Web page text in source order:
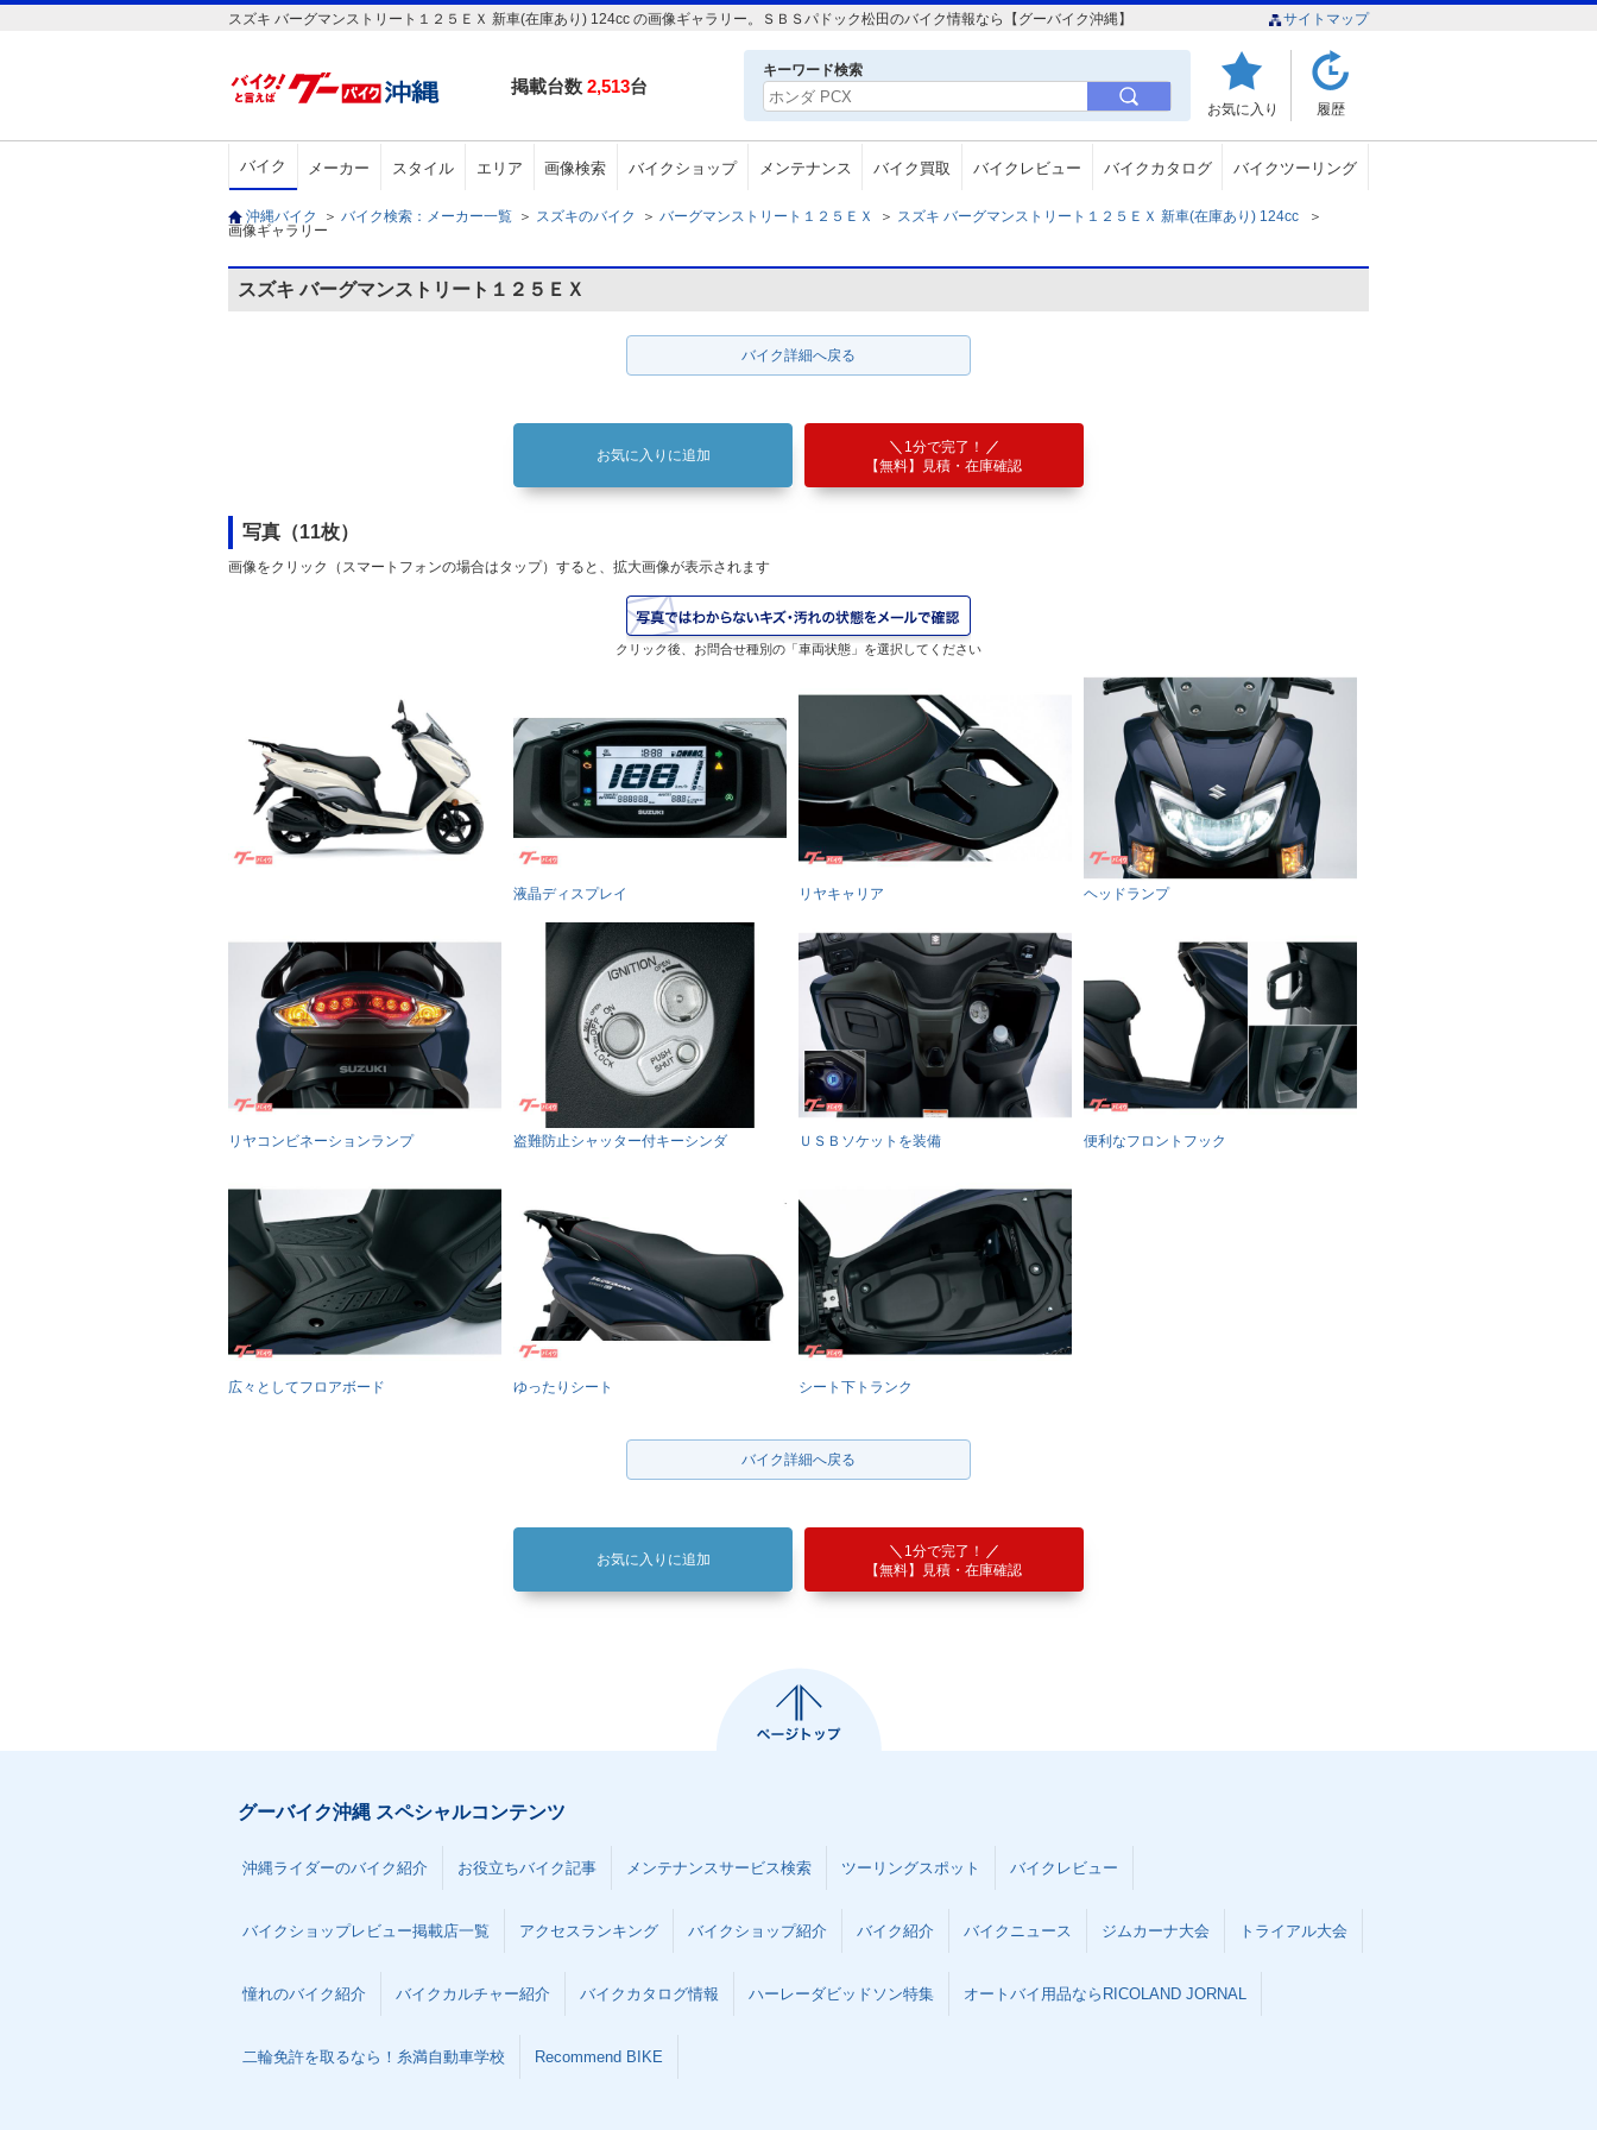
スズキ バーグマンストリート１２５ＥＸ 新車(在庫あり) 124cc の画像ギャラリー。ＳＢＳパドック松田のバイク情報なら【グーバイク沖縄】 サイトマップ
掲載台数 2,513台
キーワード検索
お気に入り 履歴
バイク メーカー スタイル エリア 画像検索 バイクショップ メンテナンス バイク買取 バイクレビュー バイクカタログ バイクツーリング
沖縄バイク ＞ バイク検索：メーカー一覧 ＞ スズキのバイク ＞ バーグマンストリート１２５ＥＸ ＞ スズキ バーグマンストリート１２５ＥＸ 新車(在庫あり) 124cc
＞
画像ギャラリー
スズキ バーグマンストリート１２５ＥＸ
バイク詳細へ戻る
お気に入りに追加
1分で完了！
【無料】見積・在庫確認
写真（11枚）
画像をクリック（スマートフォンの場合はタップ）すると、拡大画像が表示されます
クリック後、お問合せ種別の「車両状態」を選択してください
液晶ディスプレイ リヤキャリア ヘッドランプ
リヤコンビネーションランプ 盗難防止シャッター付キーシンダ ＵＳＢソケットを装備 便利なフロントフック
広々としてフロアボード ゆったりシート シート下トランク
バイク詳細へ戻る
お気に入りに追加
1分で完了！
【無料】見積・在庫確認
グーバイク沖縄 スペシャルコンテンツ
沖縄ライダーのバイク紹介 お役立ちバイク記事 メンテナンスサービス検索 ツーリングスポット バイクレビュー
バイクショップレビュー掲載店一覧 アクセスランキング バイクショップ紹介 バイク紹介 バイクニュース ジムカーナ大会 トライアル大会
憧れのバイク紹介 バイクカルチャー紹介 バイクカタログ情報 ハーレーダビッドソン特集 オートバイ用品ならRICOLAND JORNAL
二輪免許を取るなら！糸満自動車学校 Recommend BIKE